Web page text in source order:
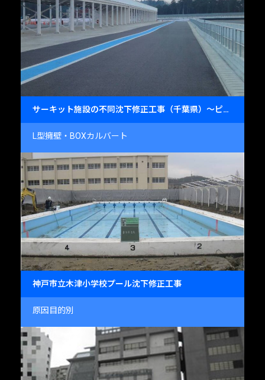
サーキット施設の不同沈下修正工事（千葉県）～ピット・ピットロードの精密レベル復元～
L型擁壁・BOXカルバート
神戸市立木津小学校プール沈下修正工事
原因目的別